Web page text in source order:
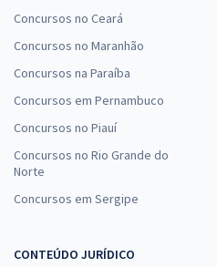
Concursos no Ceará
Concursos no Maranhão
Concursos na Paraíba
Concursos em Pernambuco
Concursos no Piauí
Concursos no Rio Grande do
Norte
Concursos em Sergipe
CONTEÚDO JURÍDICO